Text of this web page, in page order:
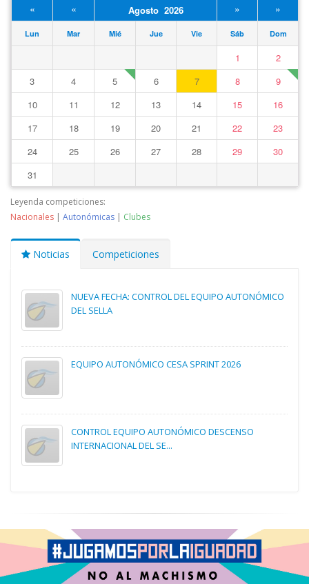
« « Agosto 2026 » »
Lun Mar Mié Jue Vie Sáb Dom
1
2
3
4 5 6 7 8
9
10
11 12 13 14 15
16
17
18 19 20 21 22
23
24
25 26 27 28 29
30
31
Leyenda competiciones:
Nacionales | Autonómicas | Clubes
Noticias Competiciones
NUEVA FECHA: CONTROL DEL EQUIPO AUTONÓMICO
DEL SELLA
EQUIPO AUTONÓMICO CESA SPRINT 2026
CONTROL EQUIPO AUTONÓMICO DESCENSO
INTERNACIONAL DEL SE...